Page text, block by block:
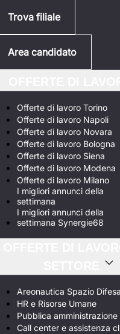
Trova filiale
Area candidato
Offerte di lavoro Torino
Offerte di lavoro Napoli
Offerte di lavoro Novara
Offerte di lavoro Bologna
Offerte di lavoro Siena
Offerte di lavoro Modena
Offerte di lavoro Milano
I migliori annunci della
settimana
I migliori annunci della
settimana Synergie68
Areonautica Spazio Difesa
HR e Risorse Umane
Pubblica amministrazione
Call center e assistenza